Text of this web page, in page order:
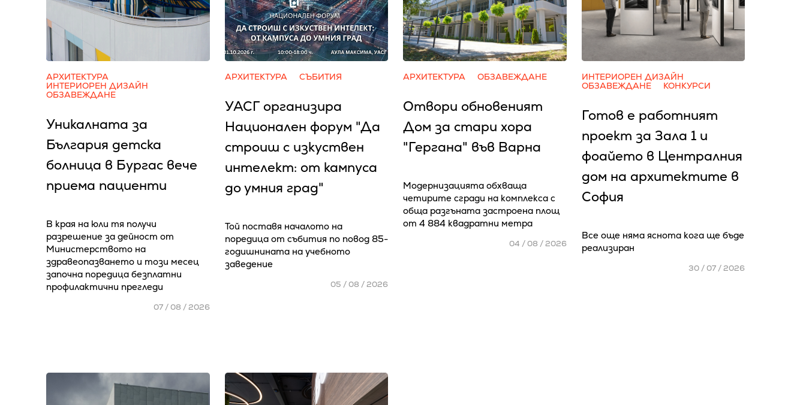
АРХИТЕКТУРА
ИНТЕРИОРЕН ДИЗАЙН
ОБЗАВЕЖДАНЕ
Уникалната за
България детска
болница в Бургас вече
приема пациенти
В края на юли тя получи
разрешение за дейност от
Министерството на
здравеопазването и този месец
започна поредица безплатни
профилактични прегледи
07 / 08 / 2026
АРХИТЕКТУРА СЪБИТИЯ
УАСГ организира
Национален форум "Да
строиш с изкуствен
интелект: от кампуса
до умния град"
Той поставя началото на
поредица от събития по повод 85-
годишнината на учебното
заведение
05 / 08 / 2026
АРХИТЕКТУРА ОБЗАВЕЖДАНЕ
Отвори обновеният
Дом за стари хора
"Гергана" във Варна
Модернизацията обхваща
четирите сгради на комплекса с
обща разгъната застроена площ
от 4 884 квадратни метра
04 / 08 / 2026
ИНТЕРИОРЕН ДИЗАЙН
ОБЗАВЕЖДАНЕ
КОНКУРСИ
Готов е работният
проект за Зала 1 и
фоайето в Централния
дом на архитектите в
София
Все още няма яснота кога ще бъде
реализиран
30 / 07 / 2026